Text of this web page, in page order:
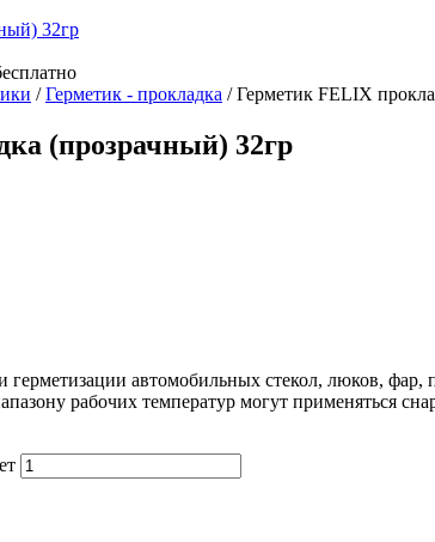
/Герметик - прокладка /Герметик FELIX
(прозрачный) 32гр
герметизации автомобильных стекол, люков,
рабочих температур могут применяться